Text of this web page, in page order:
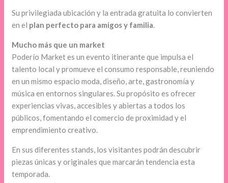
Su privilegiada ubicación y la entrada gratuita lo convierten
en el plan perfecto para amigos y familia.
Mucho más que un market
Poderío Market es un evento itinerante que impulsa el
talento local y promueve el consumo responsable, reuniendo
en un mismo espacio moda, diseño, arte, gastronomía y
música en entornos singulares. Su propósito es ofrecer
experiencias vivas, accesibles y abiertas a todos los
públicos, fomentando el comercio de proximidad y el
emprendimiento creativo.
En sus diferentes stands, los visitantes podrán descubrir
piezas únicas y originales que marcarán tendencia esta
temporada.